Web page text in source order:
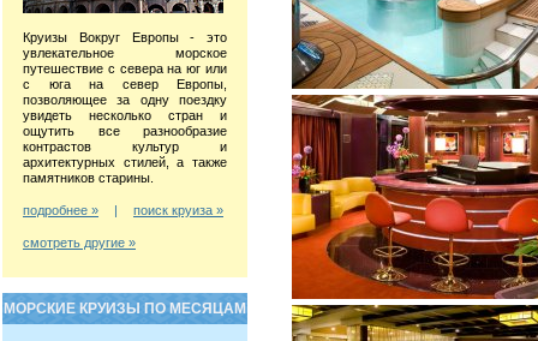
Круизы Вокруг Европы - это
увлекательное морское
путешествие с севера на юг или
с юга на север Европы,
позволяющее за одну поездку
увидеть несколько стран и
ощутить все разнообразие
контрастов культур и
архитектурных стилей, а также
памятников старины.
подробнее » | поиск круиза »
смотреть другие »
МОРСКИЕ КРУИЗЫ ПО МЕСЯЦАМ